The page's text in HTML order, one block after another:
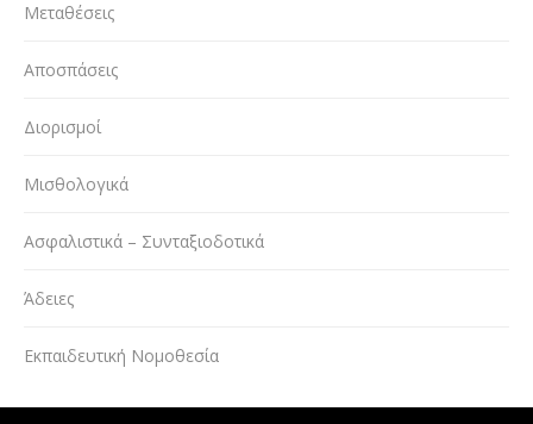
Μεταθέσεις
Αποσπάσεις
Διορισμοί
Μισθολογικά
Ασφαλιστικά – Συνταξιοδοτικά
Άδειες
Εκπαιδευτική Νομοθεσία